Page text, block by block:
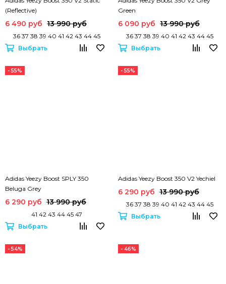
(Reflective)
6 490 руб 13 990 руб
36 37 38 39 40 41 42 43 44 45
Выбрать
Green
6 090 руб 13 990 руб
36 37 38 39 40 41 42 43 44 45
Выбрать
- 55%
Adidas Yeezy Boost SPLY 350
Beluga Grey
6 290 руб 13 990 руб
41 42 43 44 45 47
Выбрать
- 55%
Adidas Yeezy Boost 350 V2 Yechiel
6 290 руб 13 990 руб
36 37 38 39 40 41 42 43 44 45
Выбрать
- 54% - 46%